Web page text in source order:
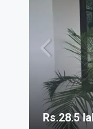
Rs.28.5